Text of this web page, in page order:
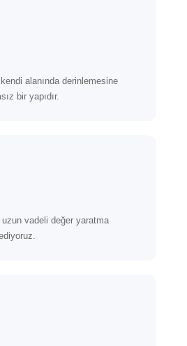
alanında derinlemesine
bir yapıdır.
uzun vadeli değer yaratma